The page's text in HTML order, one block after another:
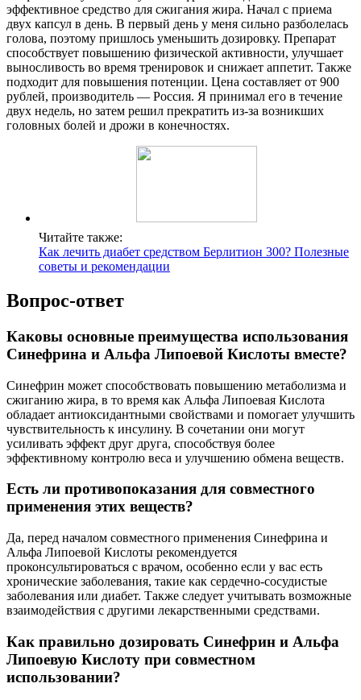
эффективное средство для сжигания жира. Начал с приема
двух капсул в день. В первый день у меня сильно разболелась
голова, поэтому пришлось уменьшить дозировку. Препарат
способствует повышению физической активности, улучшает
выносливость во время тренировок и снижает аппетит. Также
подходит для повышения потенции. Цена составляет от 900
рублей, производитель — Россия. Я принимал его в течение
двух недель, но затем решил прекратить из-за возникших
головных болей и дрожи в конечностях.
Читайте также:
Как лечить диабет средством Берлитион 300? Полезные
советы и рекомендации
Вопрос-ответ
Каковы основные преимущества использования
Синефрина и Альфа Липоевой Кислоты вместе?
Синефрин может способствовать повышению метаболизма и
сжиганию жира, в то время как Альфа Липоевая Кислота
обладает антиоксидантными свойствами и помогает улучшить
чувствительность к инсулину. В сочетании они могут
усиливать эффект друг друга, способствуя более
эффективному контролю веса и улучшению обмена веществ.
Есть ли противопоказания для совместного
применения этих веществ?
Да, перед началом совместного применения Синефрина и
Альфа Липоевой Кислоты рекомендуется
проконсультироваться с врачом, особенно если у вас есть
хронические заболевания, такие как сердечно-сосудистые
заболевания или диабет. Также следует учитывать возможные
взаимодействия с другими лекарственными средствами.
Как правильно дозировать Синефрин и Альфа
Липоевую Кислоту при совместном
использовании?